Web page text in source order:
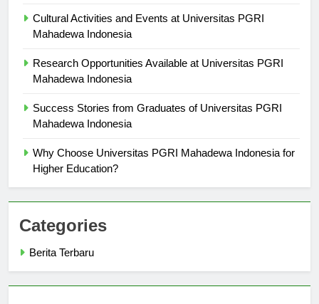
Cultural Activities and Events at Universitas PGRI
Mahadewa Indonesia
Research Opportunities Available at Universitas PGRI
Mahadewa Indonesia
Success Stories from Graduates of Universitas PGRI
Mahadewa Indonesia
Why Choose Universitas PGRI Mahadewa Indonesia for
Higher Education?
Categories
Berita Terbaru